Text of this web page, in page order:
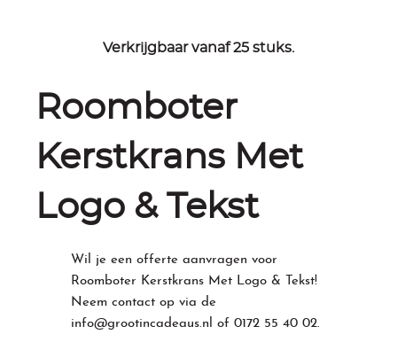
Roomboter
Kerstkrans Met
Logo & Tekst
Wil je een offerte aanvragen voor
Roomboter Kerstkrans Met Logo & Tekst!
Neem contact op via de
info@grootincadeaus.nl
of0172 55 40 02.
Verkrijgbaar vanaf 25 stuks.